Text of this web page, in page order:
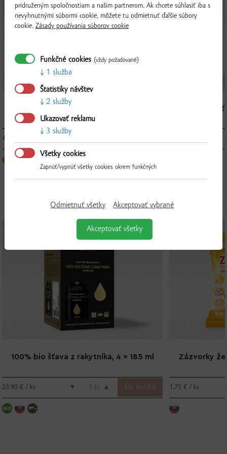
Zázvorový imuno-shot
Rakytník+Kurkuma, 100 ml
4.00 € / ks
100% BIO
100% bio šťava z rakytníka, 4 x 185 ml
23.90 € / ks ▼ ks ▲
Zázvorky
1.75 € / ks
pridruženým spoločnostiam a našim partnerom. Ak chcete súhlasiť iba s
nevyhnutnými súbormi cookie, môžete tu odmietnuť ďalšie súbory
cookie. Zásady používania súborov cookie
Funkčné cookies (vždy požadované)
1 služba
Štatistiky návštev
2 služby
Ukazovať reklamu
3 služby
Všetky cookies
Zapnúť/vypnúť všetky cookies okrem funkčných
Odmietnuť všetky Akceptovať vybrané
Akceptovať všetky